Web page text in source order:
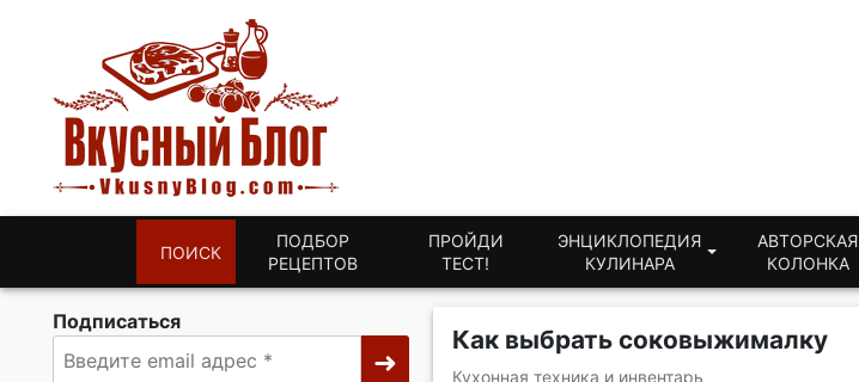
ПОИСК
ПОДБОР
РЕЦЕПТОВ
ПРОЙДИ
ТЕСТ!
ЭНЦИКЛОПЕДИЯ
КУЛИНАРА
АВТОРСКАЯ
КОЛОНКА
Подписаться
Как выбрать соковыжималку
Кухонная техника и инвентарь